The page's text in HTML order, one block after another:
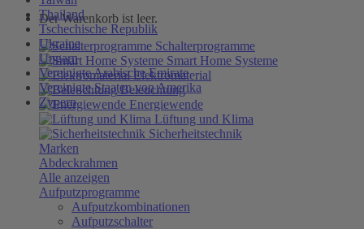
Thailand
Tschechische Republik
Ukraine
Ungarn
Vereinigte Arabische Emirate
Vereinigte Staaten von Amerika
Zypern
Der Warenkorb ist leer.
Schalterprogramme
Smart Home Systeme
Elektromaterial
Beleuchtung
Energiewende
Lüftung und Klima
Sicherheitstechnik
Marken
Abdeckrahmen
Alle anzeigen
Aufputzprogramme
Aufputzkombinationen
Aufputzschalter